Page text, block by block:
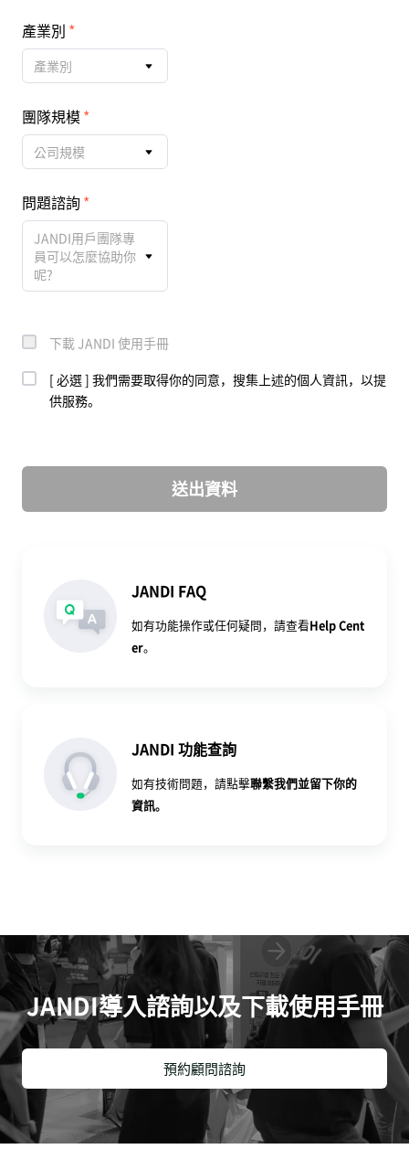
產業別
產業別
團隊規模
公司規模
問題諮詢
JANDI用戶團隊專
員可以怎麼協助你
呢?
下載 JANDI 使用手冊
[ 必選 ] 我們需要取得你的同意，搜集上述的個人資訊，以提
供服務。
送出資料
JANDI FAQ
如有功能操作或任何疑問，請查看Help Cent
er。
JANDI 功能查詢
如有技術問題，請點擊聯繫我們並留下你的
資訊。
JANDI導入諮詢以及下載使用手冊
預約顧問諮詢